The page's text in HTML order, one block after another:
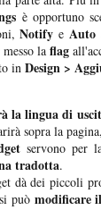
è opportuno
Notify eAuto
la flag
in Design >
la lingua di
sopra la
servono per
tradotta.
dà dei piccoli
può modificare il